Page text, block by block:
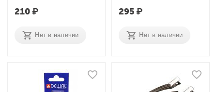
210₽
Нет в наличии
295₽
Нет в наличии